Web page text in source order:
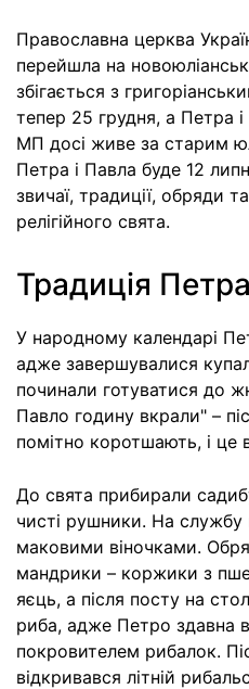
Православна церква
перейшла на
збігається з
тепер 25 грудня, а Петра
МП досі живе за старим
Петра і Павла буде 12
звичаї, традиції, обряди
релігійного свята.
Традиція
У народному календарі
адже завершувалися
починали готуватися до
Павло годину вкрали" –
помітно коротшають, і це
До свята прибирали
чисті рушники. На
маковими віночками.
мандрики – коржики з
яєць, а після посту на
риба, адже Петро здавна
покровителем рибалок.
відкривався літній